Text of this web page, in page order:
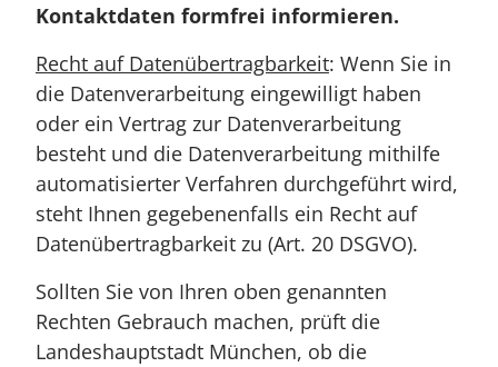
Kontaktdaten formfrei informieren.
Recht auf Datenübertragbarkeit: Wenn Sie in
die Datenverarbeitung eingewilligt haben
oder ein Vertrag zur Datenverarbeitung
besteht und die Datenverarbeitung mithilfe
automatisierter Verfahren durchgeführt wird,
steht Ihnen gegebenenfalls ein Recht auf
Datenübertragbarkeit zu (Art. 20 DSGVO).
Sollten Sie von Ihren oben genannten
Rechten Gebrauch machen, prüft die
Landeshauptstadt München, ob die